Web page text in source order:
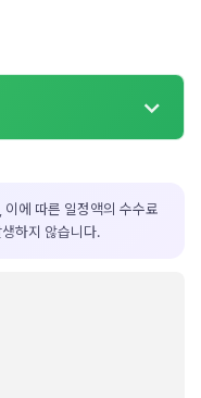
이에 따른 일정액의 수수료
하지 않습니다.